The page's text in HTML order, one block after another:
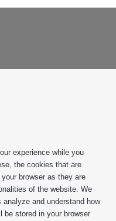
experience while you
the cookies that are
browser as they are
of the website. We
and understand how
be stored in your browser